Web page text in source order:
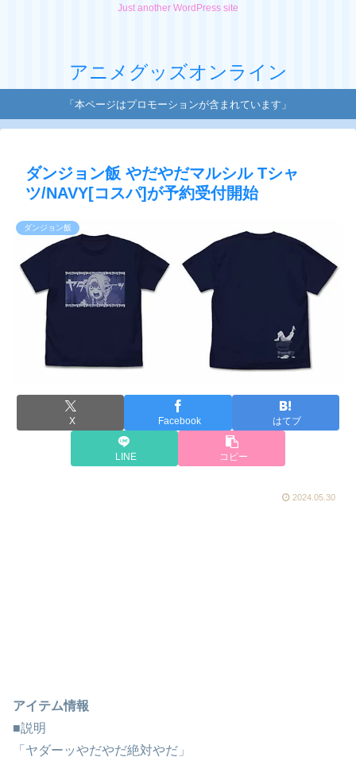
Just another WordPress site
アニメグッズオンライン
「本ページはプロモーションが含まれています」
ダンジョン飯 やだやだマルシル Tシャ
ツ/NAVY[コスパ]が予約受付開始
ダンジョン飯
X Facebook はてブ
LINE コピー
2024.05.30
アイテム情報
■説明
「ヤダーッやだやだ絶対やだ」